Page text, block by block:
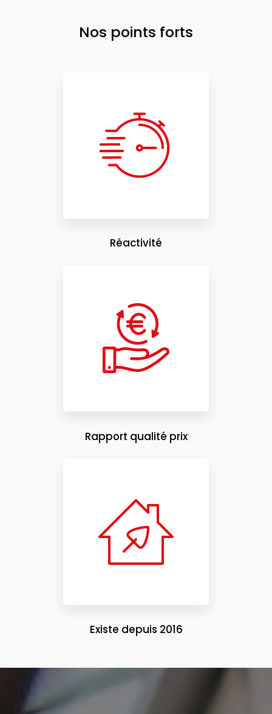
Nos points forts
Réactivité
Rapport qualité prix
Existe depuis 2016